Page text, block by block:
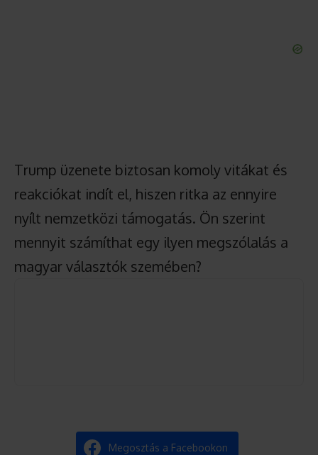
Trump üzenete biztosan komoly vitákat és
reakciókat indít el, hiszen ritka az ennyire
nyílt nemzetközi támogatás. Ön szerint
mennyit számíthat egy ilyen megszólalás a
magyar választók szemében?
Megosztás a Facebookon